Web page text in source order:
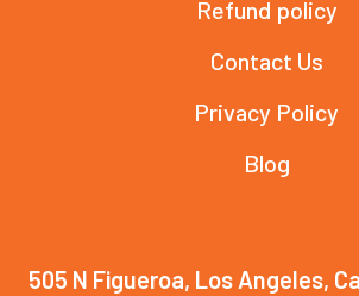
Refund policy
Contact Us
Privacy Policy
Blog
505 N Figueroa, Los Angeles,